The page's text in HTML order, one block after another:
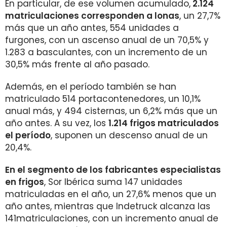
En particular, de ese volumen acumulado, 2.124
matriculaciones corresponden a lonas, un 27,7%
más que un año antes, 554 unidades a
furgones, con un ascenso anual de un 70,5% y
1.283 a basculantes, con un incremento de un
30,5% más frente al año pasado.
Además, en el período también se han
matriculado 514 portacontenedores, un 10,1%
anual más, y 494 cisternas, un 6,2% más que un
año antes. A su vez, los 1.214 frigos matriculados
el período, suponen un descenso anual de un
20,4%.
En el segmento de los fabricantes especialistas
en frigos, Sor Ibérica suma 147 unidades
matriculadas en el año, un 27,6% menos que un
año antes, mientras que Indetruck alcanza las
141matriculaciones, con un incremento anual de